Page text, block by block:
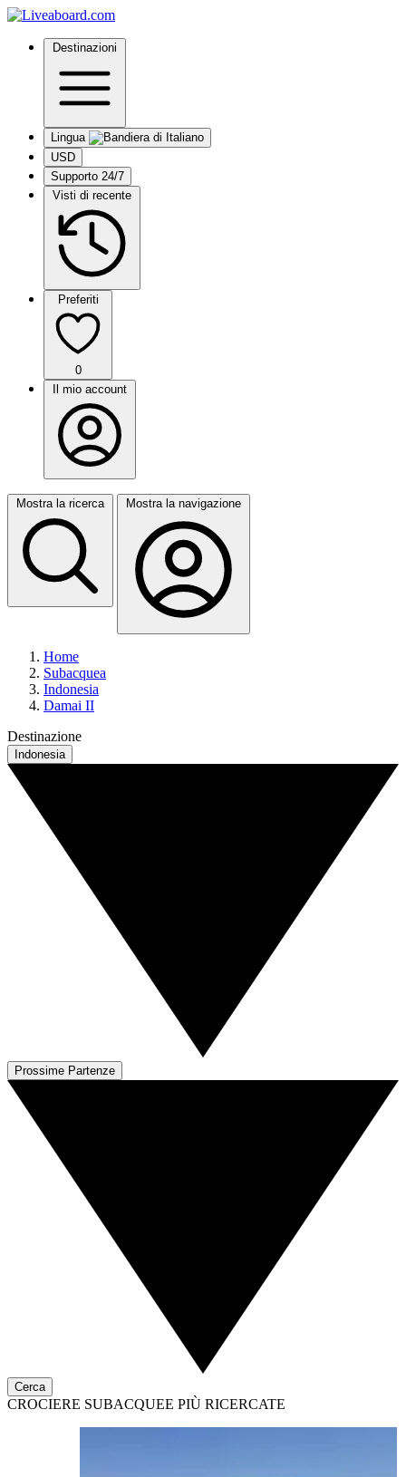
Destinazioni
Lingua
USD
Supporto 24/7
Visti di recente
Preferiti
0
Il mio account
Mostra la ricerca Mostra la navigazione
Home
Subacquea
Indonesia
Damai II
Destinazione
Indonesia
Prossime Partenze
Cerca
CROCIERE SUBACQUEE PIÙ RICERCATE